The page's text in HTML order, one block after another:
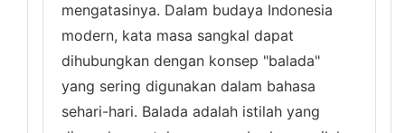
mengatasinya. Dalam budaya Indonesia
modern, kata masa sangkal dapat
dihubungkan dengan konsep "balada"
yang sering digunakan dalam bahasa
sehari-hari. Balada adalah istilah yang